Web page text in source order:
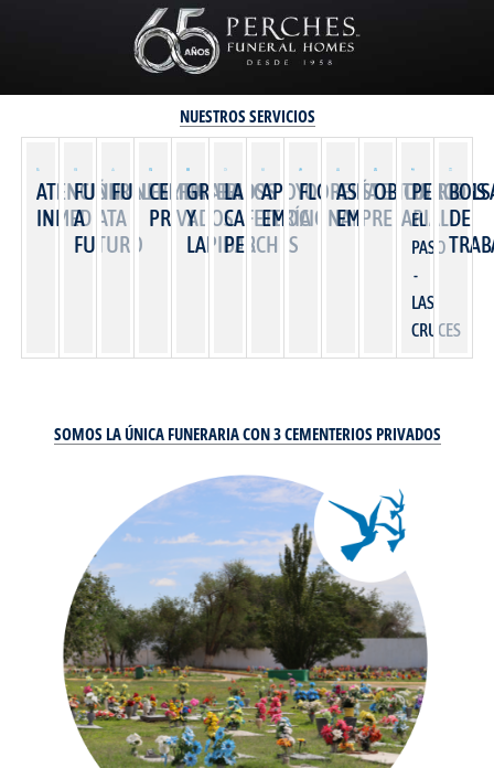
NUESTROS SERVICIOS
ATENCIÓN
INMEDIATA
FUNERALES
A
FUTURO
FUNERARIAS
CEMENTERIOS
PRIVADOS
GRABADOS
Y
LAPIDAS
LA
CAFETERÍA
PERCHES
APOYO
EMOCIONAL
FLORERÍAASISTENCIA
EMPRESARIAL
OBITUARIOS
PERCHES
EL
PASO
-
LAS
CRUCES
DE
SOMOS LA ÚNICA FUNERARIA CON 3 CEMENTERIOS PRIVADOS